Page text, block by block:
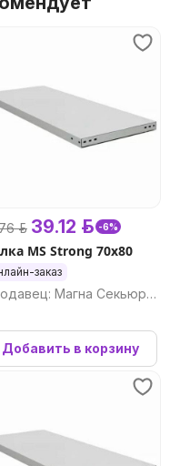
р. 39.12 р. -6%
MS Strong 70x80
заказ
Магна Секьюри
Добавить в корзину